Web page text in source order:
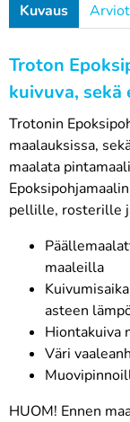
Kuvaus
Troton
kuivuva,
Trotonin
maalauksissa,
maalata
pellille, rosterille
maaleilla
asteen
Hiontakuiva
Väri
HUOM! Ennen